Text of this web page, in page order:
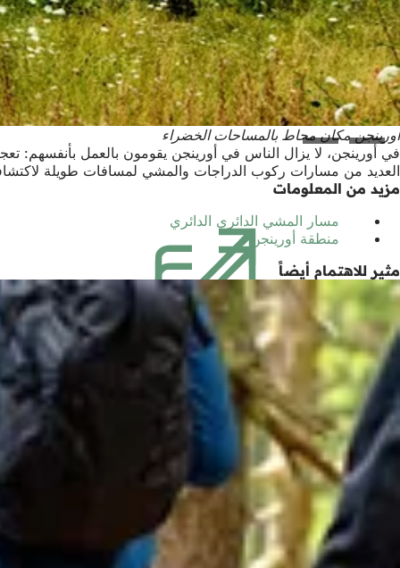
أورينجن مكان محاط بالمساحات الخضراء
في أورينجن، لا يزال الناس في أورينجن يقومون بالعمل
العديد من مسارات ركوب الدراجات والمشي لمسافات طويلة
مزيد من المعلومات
مسار المشي الدائري الدائري
علامة
تبويب
جديدة)
منطقة أورينجن (يفتح
في
علامة
تبويب
جديدة)
مثير للاهتمام أيضاً